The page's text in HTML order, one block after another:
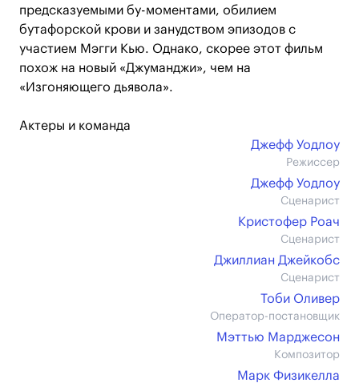
предсказуемыми бу-моментами, обилием
бутафорской крови и занудством эпизодов с
участием Мэгги Кью. Однако, скорее этот фильм
похож на новый «Джуманджи», чем на
«Изгоняющего дьявола».
Актеры и команда
Джефф Уодлоу
Режиссер
Джефф Уодлоу
Сценарист
Кристофер Роач
Сценарист
Джиллиан Джейкобс
Сценарист
Тоби Оливер
Оператор-постановщик
Мэттью Марджесон
Композитор
Марк Физикелла